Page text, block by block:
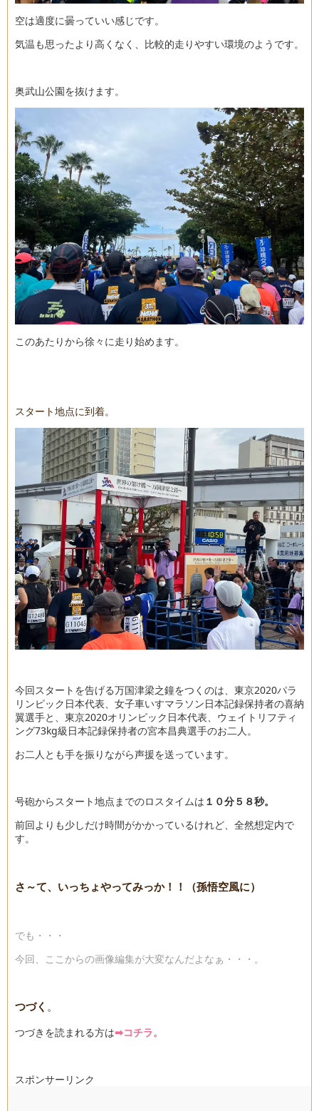
空は適度に曇っていい感じです。
気温も思ったより高くなく、比較的走りやすい環境のようです。
奥武山公園を抜けます。
このあたりから徐々に走り始めます。
スタート地点に到着。
今回スタートを告げる万国津梁之鐘をつくのは、東京2020パラ
リンピック日本代表、女子車いすマラソン日本記録保持者の喜納
翼選手と、東京2020オリンピック日本代表、ウェイトリフティ
ング73kg級日本記録保持者の宮本昌典選手のお二人。
お二人とも手を振りながら声援を送っています。
号砲からスタート地点までのロスタイムは １０分５８秒。
前回よりも少しだけ時間がかかっているけれど、全然想定内で
す。
さ～て、いっちょやってみっか！！（孫悟空風に）
でも・・・
今回、ここからの画像編集が大変なんだよなぁ・・・。
つづく 。
つづきを読まれる方は➡コチラ。
スポンサーリンク